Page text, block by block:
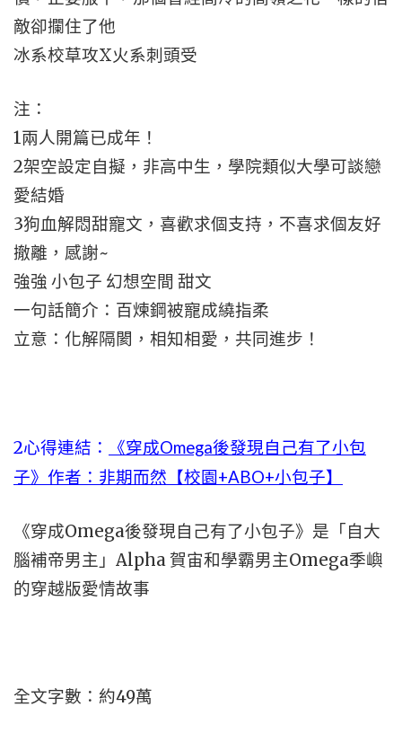
敵卻攔住了他
冰系校草攻X火系刺頭受
注：
1兩人開篇已成年！
2架空設定自擬，非高中生，學院類似大學可談戀
愛結婚
3狗血解悶甜寵文，喜歡求個支持，不喜求個友好
撤離，感謝~
強強 小包子 幻想空間 甜文
一句話簡介：百煉鋼被寵成繞指柔
立意：化解隔閡，相知相愛，共同進步！
2心得連結：
《穿成Omega後發現自己有了小包
子》作者：非期而然【校園+ABO+小包子】
《穿成Omega後發現自己有了小包子》是「自大
腦補帝男主」Alpha 賀宙和學霸男主Omega季嶼
的穿越版愛情故事
全文字數：約49萬